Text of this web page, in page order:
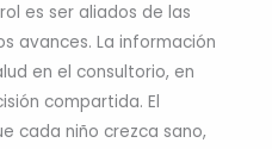
es ser aliados de las
avances. La información
en el consultorio, en
compartida. El
cada niño crezca sano,